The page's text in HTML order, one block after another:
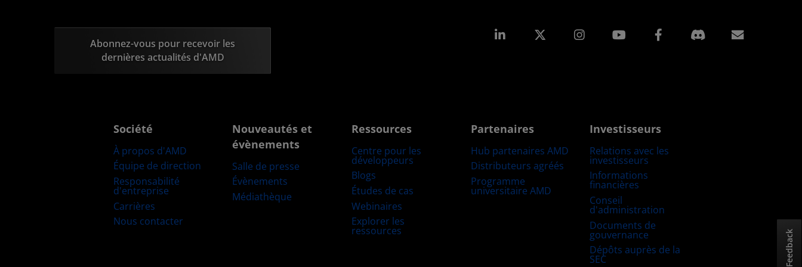
Abonnez-vous pour recevoir les
dernières actualités d'AMD
LinkedIn Instagram Facebook
Société
À propos d'AMD
Équipe de direction
Responsabilité
d'entreprise
Carrières
Nous contacter
Nouveautés et
évènements
Salle de presse
Évènements
Médiathèque
Ressources
Centre pour les
développeurs
Blogs
Études de cas
Webinaires
Explorer les
ressources
Partenaires
Hub partenaires AMD
Distributeurs agréés
Programme
universitaire AMD
Investisseurs
Relations avec les
investisseurs
Informations
financières
Conseil
d'administration
Documents de
gouvernance
Dépôts auprès de la
SEC Feedback